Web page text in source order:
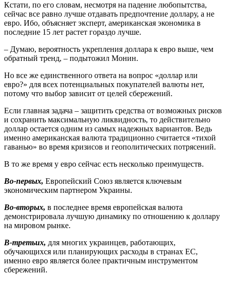
Кстати, по его словам, несмотря на падение любопытства,
сейчас все равно лучше отдавать предпочтение доллару, а не
евро. Ибо, объясняет эксперт, американская экономика в
последние 15 лет растет гораздо лучше.
– Думаю, вероятность укрепления доллара к евро выше, чем
обратный тренд, – подытожил Монин.
Но все же единственного ответа на вопрос «доллар или
евро?» для всех потенциальных покупателей валюты нет,
потому что выбор зависит от целей сбережений.
Если главная задача – защитить средства от возможных рисков
и сохранить максимальную ликвидность, то действительно
доллар остается одним из самых надежных вариантов. Ведь
именно американская валюта традиционно считается «тихой
гаванью» во время кризисов и геополитических потрясений.
В то же время у евро сейчас есть несколько преимуществ.
Во-первых, Европейский Союз является ключевым
экономическим партнером Украины.
Во-вторых, в последнее время европейская валюта
демонстрировала лучшую динамику по отношению к доллару
на мировом рынке.
В-третьих, для многих украинцев, работающих,
обучающихся или планирующих расходы в странах ЕС,
именно евро является более практичным инструментом
сбережений.